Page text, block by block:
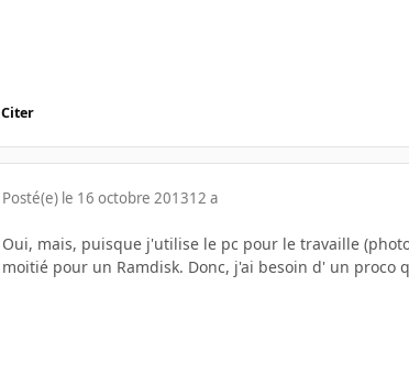
Citer
Posté(e) le 16 octobre 201312 a
Oui, mais, puisque j'utilise le pc pour le travaille
moitié pour un Ramdisk. Donc, j'ai besoin d' un proco